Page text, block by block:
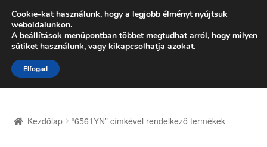
SZÁLLÍTÁS 2618 Ft-tól
Hétfő-Péntek 9:00–16:0006 80 088 054
Ugrás
a
navigációhoz
Kilépés
a
tartalomba
Adatvédelmi irányelvek
Kezdőlap “6561YN” címkével rendelkező termékek
Cookie-kat használunk, hogy a legjobb élményt nyújtsuk
weboldalunkon.
A beállítások menüpontban többet megtudhat arról, hogy milyen
sütiket használunk, vagy kikapcsolhatja azokat.
Elfogad